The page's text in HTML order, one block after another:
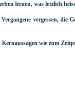
lernen, was letzlich
vergessen,
wie zum